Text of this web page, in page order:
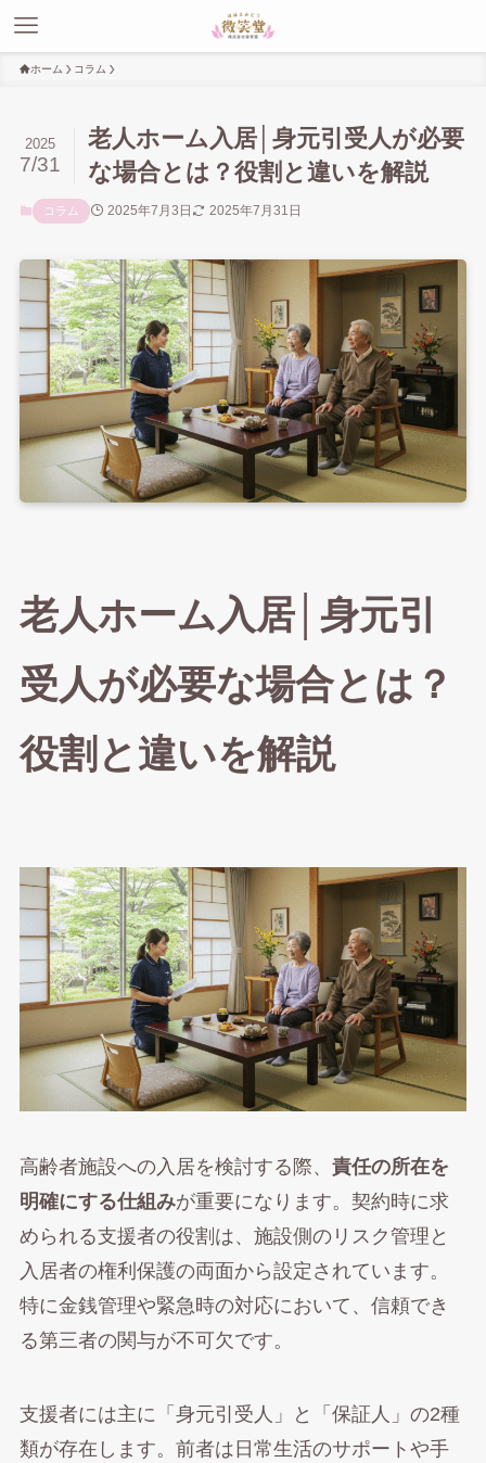
ホーム コラム
老人ホーム入居│身元引受人が必要
な場合とは？役割と違いを解説
2025
7/31
コラム 2025年7月3日 2025年7月31日
老人ホーム入居│身元引
受人が必要な場合とは？
役割と違いを解説
高齢者施設への入居を検討する際、 責任の所在を
明確にする仕組みが重要になります。契約時に求
められる支援者の役割は、施設側のリスク管理と
入居者の権利保護の両面から設定されています。
特に金銭管理や緊急時の対応において、信頼でき
る第三者の関与が不可欠です。
支援者には主に「身元引受人」と「保証人」の2種
類が存在します。前者は日常生活のサポートや手